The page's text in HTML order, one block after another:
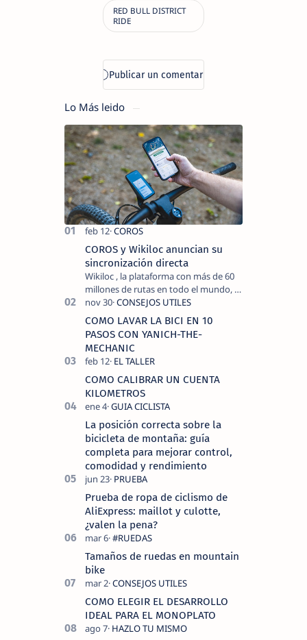
Lo Más leido
COROS y Wikiloc anuncian su
sincronización directa
Wikiloc , la plataforma con más de 60
millones de rutas en todo el mundo, y
COROS , marca de dispositivos GPS
reconocida mundialmente por su
tecnolo…
COMO LAVAR LA BICI EN 10
PASOS CON YANICH-THE-
MECHANIC
COMO CALIBRAR UN CUENTA
KILOMETROS
La posición correcta sobre la
bicicleta de montaña: guía
completa para mejorar control,
comodidad y rendimiento
Prueba de ropa de ciclismo de
AliExpress: maillot y culotte,
¿valen la pena?
Tamaños de ruedas en mountain
bike
COMO ELEGIR EL DESARROLLO
IDEAL PARA EL MONOPLATO